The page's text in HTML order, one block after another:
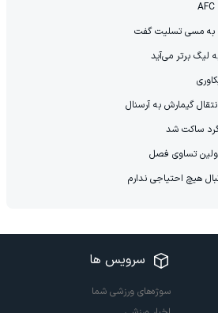
به مسی تسلیت گفت
لیگ برتر می‌آید
گیمارش به آرسنال
ساکت شد
هیچ احتیاجی ندارم
سرویس ها
سوژه‌های ورزشی شما